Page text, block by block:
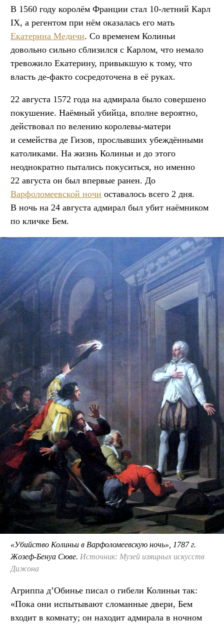
В 1560 году королём Франции стал 10-летний Карл
IX, а регентом при нём оказалась его мать
Екатерина Медичи. Со временем Колиньи
довольно сильно сблизился с Карлом, что немало
тревожило Екатерину, привыкшую к тому, что
власть де-факто сосредоточена в её руках.
22 августа 1572 года на адмирала было совершено
покушение. Наёмный убийца, вполне вероятно,
действовал по велению королевы-матери
и семейства де Гизов, прослывших убеждёнными
католиками. На жизнь Колиньи и до этого
неоднократно пытались покуситься, но именно
22 августа он был впервые ранен. До
Варфоломеевской ночи оставалось всего 2 дня.
В ночь на 24 августа адмирал был убит наёмником
по кличке Бем.
«Убийство Колиньи в Варфоломеевскую ночь», 1787 г.
Жозеф-Бенуа Сюве. Источник: Музей изящных искусств
Дижона
Агриппа д’Обинье писал о гибели Колиньи так:
«Пока они испытывают сломанные двери, Бем
входит в комнату; он находит адмирала в ночном